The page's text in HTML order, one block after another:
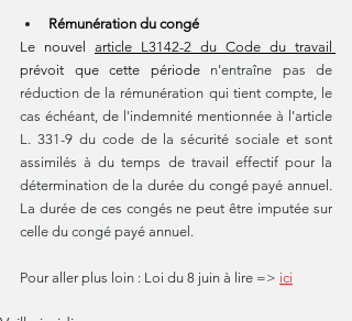
Rémunération du congé
Le nouvel
prévoit que cette période n'entraîne pas de
réduction de la rémunération qui tient compte, le
cas échéant, de l'indemnité mentionnée à l'article
L. 331-9 du code de la sécurité sociale et sont
assimilés à du temps de travail effectif pour la
détermination de la durée du congé payé annuel.
La durée de ces congés ne peut être imputée sur
celle du congé payé annuel.
Pour aller plus loin : Loi du 8 juin à lire => ici